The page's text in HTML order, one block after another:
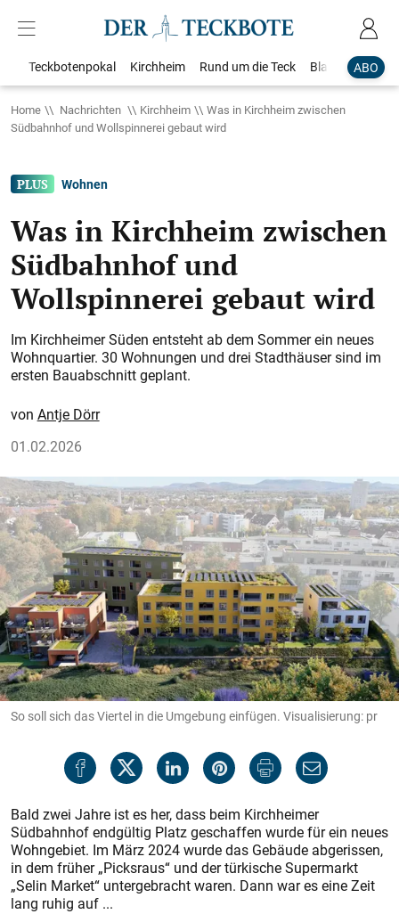
ABO
Teckbotenpokal Kirchheim Rund um die Teck Blaulicht
Home Nachrichten Kirchheim
Was in Kirchheim zwischen
Südbahnhof und Wollspinnerei gebaut wird
Wohnen
Was in Kirchheim zwischen
Südbahnhof und
Wollspinnerei gebaut wird
Im Kirchheimer Süden entsteht ab dem Sommer ein neues
Wohnquartier. 30 Wohnungen und drei Stadthäuser sind im
ersten Bauabschnitt geplant.
Antje Dörr
01.02.2026
So soll sich das Viertel in die Umgebung einfügen. Visualisierung: pr
Bald zwei Jahre ist es her, dass beim Kirchheimer
Südbahnhof endgültig Platz geschaffen wurde für ein neues
Wohngebiet. Im März 2024 wurde das Gebäude abgerissen,
in dem früher „Picksraus“ und der türkische Supermarkt
„Selin Market“ untergebracht waren. Dann war es eine Zeit
lang ruhig auf ...